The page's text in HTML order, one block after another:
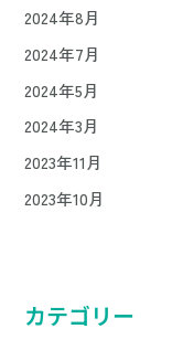
2024年8月
2024年7月
2024年5月
2024年3月
2023年11月
2023年10月
カテゴリー